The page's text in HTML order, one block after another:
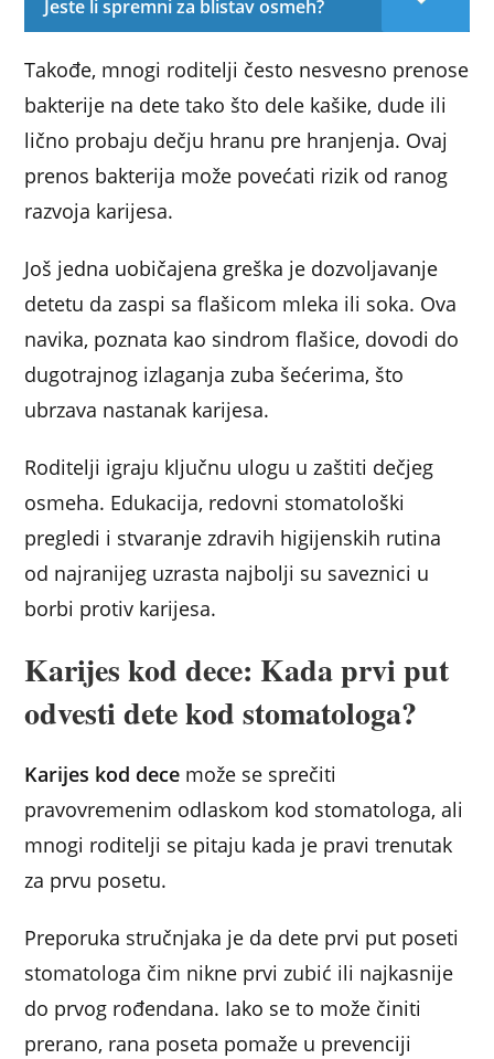
Jeste li spremni za blistav osmeh?
Takođe, mnogi roditelji često nesvesno prenose
bakterije na dete tako što dele kašike, dude ili
lično probaju dečju hranu pre hranjenja. Ovaj
prenos bakterija može povećati rizik od ranog
razvoja karijesa.
Još jedna uobičajena greška je dozvoljavanje
detetu da zaspi sa flašicom mleka ili soka. Ova
navika, poznata kao sindrom flašice, dovodi do
dugotrajnog izlaganja zuba šećerima, što
ubrzava nastanak karijesa.
Roditelji igraju ključnu ulogu u zaštiti dečjeg
osmeha. Edukacija, redovni stomatološki
pregledi i stvaranje zdravih higijenskih rutina
od najranijeg uzrasta najbolji su saveznici u
borbi protiv karijesa.
Karijes kod dece: Kada prvi put
odvesti dete kod stomatologa?
Karijes kod dece može se sprečiti
pravovremenim odlaskom kod stomatologa, ali
mnogi roditelji se pitaju kada je pravi trenutak
za prvu posetu.
Preporuka stručnjaka je da dete prvi put poseti
stomatologa čim nikne prvi zubić ili najkasnije
do prvog rođendana. Iako se to može činiti
prerano, rana poseta pomaže u prevenciji